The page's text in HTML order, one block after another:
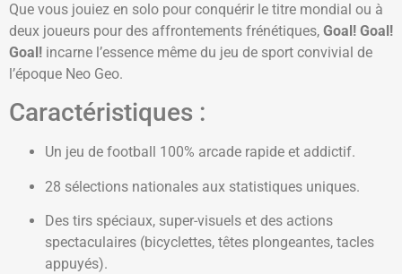
Que vous jouiez en solo pour conquérir le titre mondial ou à
deux joueurs pour des affrontements frénétiques, Goal! Goal!
Goal! incarne l’essence même du jeu de sport convivial de
l’époque Neo Geo.
Caractéristiques :
Un jeu de football 100% arcade rapide et addictif.
28 sélections nationales aux statistiques uniques.
Des tirs spéciaux, super-visuels et des actions
spectaculaires (bicyclettes, têtes plongeantes, tacles
appuyés).